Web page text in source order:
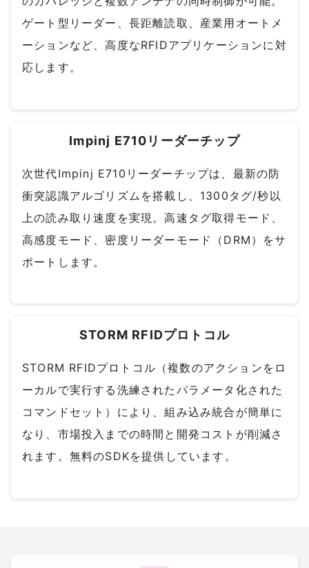
ゲート型リーダー、長距離読取、産業用オートメ
ーションなど、高度なRFIDアプリケーションに対
応します。
Impinj E710リーダーチップ
次世代Impinj E710リーダーチップは、最新の防
衝突認識アルゴリズムを搭載し、1300タグ/秒以
上の読み取り速度を実現。高速タグ取得モード、
高感度モード、密度リーダーモード（DRM）をサ
ポートします。
STORM RFIDプロトコル
STORM RFIDプロトコル（複数のアクションをロ
ーカルで実行する洗練されたパラメータ化された
コマンドセット）により、組み込み統合が簡単に
なり、市場投入までの時間と開発コストが削減さ
れます。無料のSDKを提供しています。